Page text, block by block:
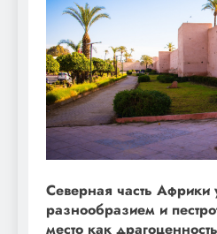
Северная часть Африки
разнообразием и
место как